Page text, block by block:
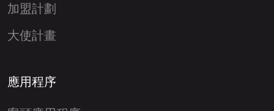
加盟計劃
大使計畫
應用程序